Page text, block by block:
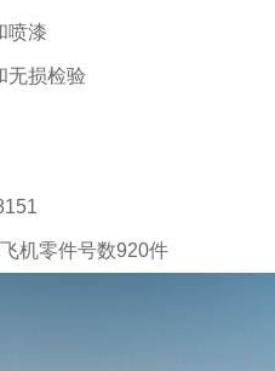
喷漆
无损检验
机零件号数920件